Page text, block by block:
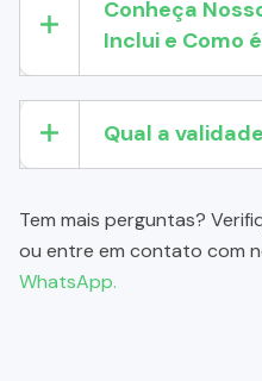
Conheça
Inclui e Como
Qual a
Tem mais perguntas?
ou entre em contato com
WhatsApp.